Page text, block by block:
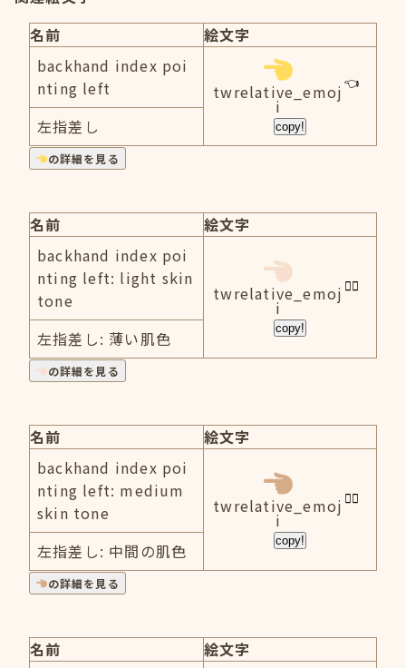
名前
絵文字
backhand index poi
nting left
twrelative_emoj
i
copy!
左指差し
の詳細を見る
名前
絵文字
backhand index poi
nting left: light skin
tone
twrelative_emoj
i
copy!
左指差し: 薄い肌色
の詳細を見る
名前
絵文字
backhand index poi
nting left: medium
skin tone
twrelative_emoj
i
copy!
左指差し: 中間の肌色
の詳細を見る
名前
絵文字